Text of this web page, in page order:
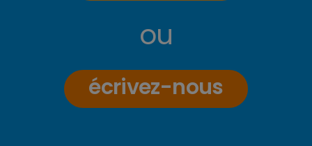
ou
écrivez-nous